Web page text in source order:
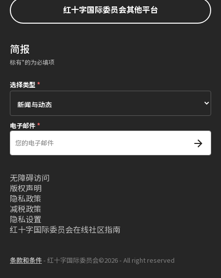
红十字国际委员会其他平台
简报
标有*的为必填项
选择类型*
电子邮件*
无障碍访问
版权声明
隐私政策
减税政策
隐私设置
红十字国际委员会在线社区指南
条款和条件- 红十字国际委员会©2026 - All right reserved